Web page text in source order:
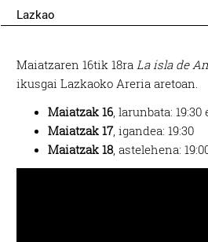
Lazkao
Maiatzaren 16tik 18ra La isla de
ikusgai Lazkaoko Areria aretoan.
Maiatzak 16 , larunbata: 19:30
Maiatzak 17, igandea: 19:30
Maiatzak 18, astelehena: